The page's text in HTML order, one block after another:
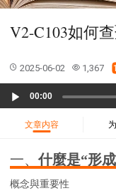
19 詩篇
20 箴言
25 耶利米哀歌
27
33 彌迦書
34 那鴻書
37 哈該書
43 約翰福音
46 哥林多前書
47
49 以弗所書
V2-C103如何
2025-06-02 1,367
Player
00:00
文章内容
一、什麼是“形
概念與重要性